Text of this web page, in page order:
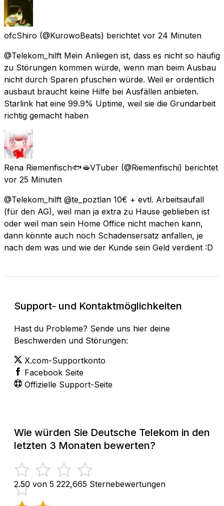
ofcShiro (@KurowoBeats) berichtet vor 24 Minuten
@Telekom_hilft Mein Anliegen ist, dass es nicht so häufig
zu Störungen kommen würde, wenn man beim Ausbau
nicht durch Sparen pfuschen würde. Weil er ordentlich
ausbaut braucht keine Hilfe bei Ausfällen anbieten.
Starlink hat eine 99.9% Uptime, weil sie die Grundarbeit
richtig gemacht haben
Rena Riemenfisch🐟🫦VTuber (@Riemenfischi) berichtet
vor 25 Minuten
@Telekom_hilft @te_poztlan 10€ + evtl. Arbeitsaufall
(für den AG), weil man ja extra zu Hause geblieben ist
oder weil man sein Home Office nicht machen kann,
dann könnte auch noch Schadensersatz anfallen, je
nach dem was und wie der Kunde sein Geld verdient :D
Support- und Kontaktmöglichkeiten
Hast du Probleme? Sende uns hier deine
Beschwerden und Störungen:
X.com-Supportkonto
Facebook Seite
Offizielle Support-Seite
Wie würden Sie Deutsche Telekom in den
letzten 3 Monaten bewerten?
2.50 von 5 222,665 Sternebewertungen